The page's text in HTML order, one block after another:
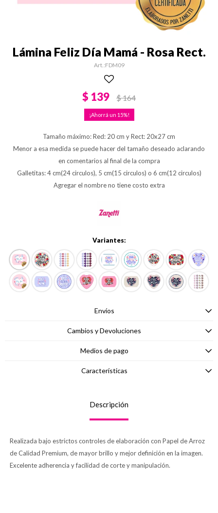
Lámina Feliz Día Mamá - Rosa Rect.
FDM09
$ 139 $164
15
Tamaño máximo: Red: 20 cm y Rect: 20x27 cm
Menor a esa medida se puede hacer del tamaño deseado aclarando
en comentarios al final de la compra
Galletitas: 4 cm(24 circulos), 5 cm(15 circulos) o 6 cm(12 circulos)
Agregar el nombre no tiene costo extra
Variantes:
Envíos
Cambios y Devoluciones
Medios de pago
Características
Descripción
Realizada bajo estrictos controles de elaboración con Papel de Arroz
de Calidad Premium, de mayor brillo y mejor definición en la imagen.
Excelente adherencia y facilidad de corte y manipulación.